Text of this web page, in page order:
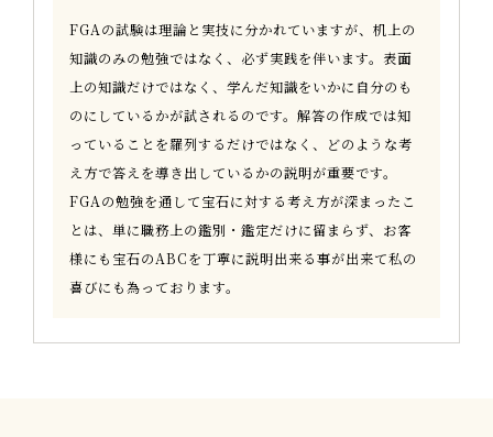
FGAの試験は理論と実技に分かれていますが、机上の
知識のみの勉強ではなく、必ず実践を伴います。表面
上の知識だけではなく、学んだ知識をいかに自分のも
のにしているかが試されるのです。解答の作成では知
っていることを羅列するだけではなく、どのような考
え方で答えを導き出しているかの説明が重要です。
FGAの勉強を通して宝石に対する考え方が深まったこ
とは、単に職務上の鑑別・鑑定だけに留まらず、お客
様にも宝石のABCを丁寧に説明出来る事が出来て私の
喜びにも為っております。